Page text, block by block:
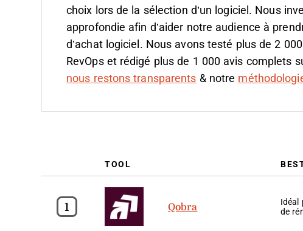
choix lors de la sélection d’un logiciel. Nous
approfondie afin d’aider notre audience à
d’achat logiciel. Nous avons testé plus de 2
RevOps et rédigé plus de 1 000 avis complets
nous restons transparents & notre
TOOL
1 Qobra
Idéal
de